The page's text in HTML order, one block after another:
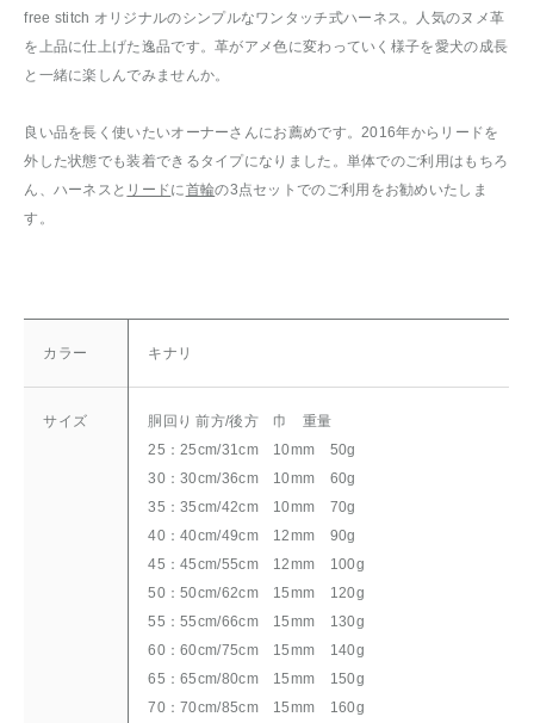
free stitch オリジナルのシンプルなワンタッチ式ハーネス。人気のヌメ革
を上品に仕上げた逸品です。革がアメ色に変わっていく様子を愛犬の成長
と一緒に楽しんでみませんか。
良い品を長く使いたいオーナーさんにお薦めです。2016年からリードを
外した状態でも装着できるタイプになりました。単体でのご利用はもちろ
ん、ハーネスと リードに首輪の3点セットでのご利用をお勧めいたしま
す。
カラー キナリ
サイズ
胴回り 前方/後方 巾 重量
25：25cm/31cm 10mm 50g
30：30cm/36cm 10mm 60g
35：35cm/42cm 10mm 70g
40：40cm/49cm 12mm 90g
45：45cm/55cm 12mm 100g
50：50cm/62cm 15mm 120g
55：55cm/66cm 15mm 130g
60：60cm/75cm 15mm 140g
65：65cm/80cm 15mm 150g
70：70cm/85cm 15mm 160g